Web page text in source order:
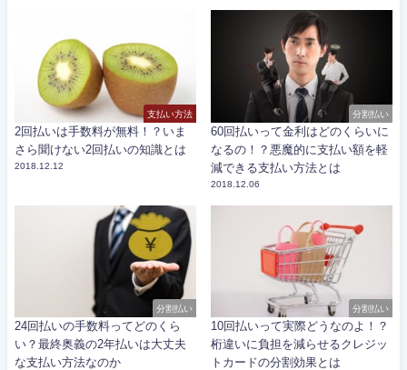
支払い方法
2回払いは手数料が無料！？いま
さら聞けない2回払いの知識とは
2018.12.12
分割払い
60回払いって金利はどのくらいに
なるの！？悪魔的に支払い額を軽
減できる支払い方法とは
2018.12.06
分割払い
24回払いの手数料ってどのくら
い？最終奥義の2年払いは大丈夫
な支払い方法なのか
分割払い
10回払いって実際どうなのよ！？
桁違いに負担を減らせるクレジッ
トカードの分割効果とは